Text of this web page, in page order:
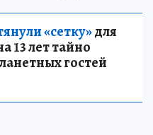
«сетку»для
13 лет тайно
гостей